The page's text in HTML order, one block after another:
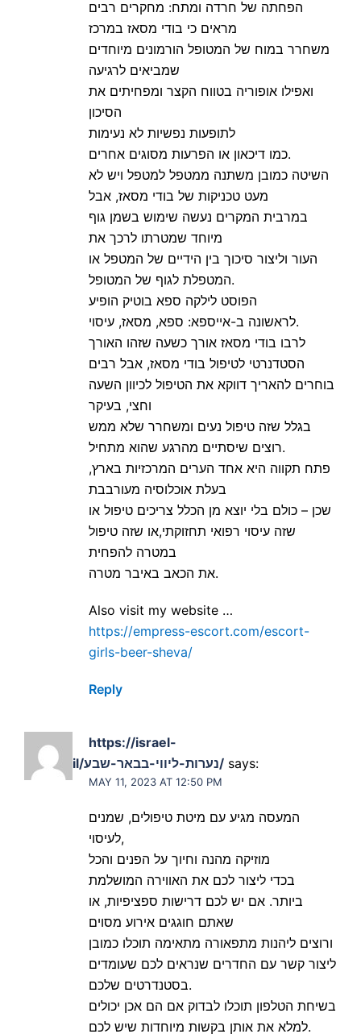
הפחתה של חרדה ומתח: מחקרים רבים
מראים כי בודי מסאז במרכז
משחרר במוח של המטופל הורמונים מיוחדים
שמביאים לרגיעה
ואפילו אופוריה בטווח הקצר ומפחיתים את
הסיכון
לתופעות נפשיות לא נעימות
כמו דיכאון או הפרעות מסוגים אחרים.
השיטה כמובן משתנה ממטפל למטפל ויש לא
מעט טכניקות של בודי מסאז, אבל
במרבית המקרים נעשה שימוש בשמן גוף
מיוחד שמטרתו לרכך את
העור וליצור סיכוך בין הידיים של המטפל או
המטפלת לגוף של המטופל.
הפוסט לילקה ספא בוטיק הופיע
לראשונה ב-אייספא: ספא, מסאז, עיסוי.
לרבו בודי מסאז אורך כשעה שזהו האורך
הסטדנרטי לטיפול בודי מסאז, אבל רבים
בוחרים להאריך דווקא את הטיפול לכיוון השעה
וחצי, בעיקר
בגלל שזה טיפול נעים ומשחרר שלא ממש
רוצים שיסתיים מהרגע שהוא מתחיל.
פתח תקווה היא אחד הערים המרכזיות בארץ,
בעלת אוכלוסיה מעורבבת
שכן – כולם בלי יוצא מן הכלל צריכים טיפול או
שזה עיסוי רפואי תחזוקתי,או שזה טיפול
במטרה להפחית
את הכאב באיבר מטרה.
Also visit my website …
https://empress-escort.com/escort-
girls-beer-sheva/
Reply
https://israel-
lady.co.il/נערות-ליווי-בבאר-שבע/ says:
MAY 11, 2023 AT 12:50 PM
המעסה מגיע עם מיטת טיפולים, שמנים
לעיסוי,
מוזיקה מהנה וחיוך על הפנים והכל
בכדי ליצור לכם את האווירה המושלמת
ביותר. אם יש לכם דרישות ספציפיות, או
שאתם חוגגים אירוע מסוים
ורוצים ליהנות מתפאורה מתאימה תוכלו כמובן
ליצור קשר עם החדרים שנראים לכם שעומדים
בסטנדרטים שלכם.
בשיחת הטלפון תוכלו לבדוק אם הם אכן יכולים
למלא את אותן בקשות מיוחדות שיש לכם.